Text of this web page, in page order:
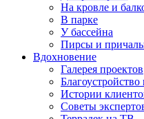
На кровле и
В парке
У бассейна
Пирсы и
Вдохновение
Галерея проектов
Истории
Советы